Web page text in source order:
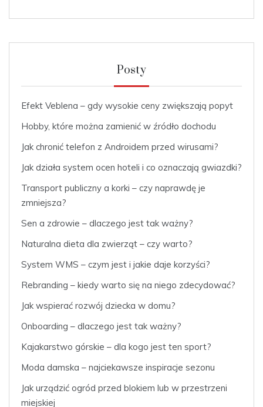
Posty
Efekt Veblena – gdy wysokie ceny zwiększają popyt
Hobby, które można zamienić w źródło dochodu
Jak chronić telefon z Androidem przed wirusami?
Jak działa system ocen hoteli i co oznaczają gwiazdki?
Transport publiczny a korki – czy naprawdę je
zmniejsza?
Sen a zdrowie – dlaczego jest tak ważny?
Naturalna dieta dla zwierząt – czy warto?
System WMS – czym jest i jakie daje korzyści?
Rebranding – kiedy warto się na niego zdecydować?
Jak wspierać rozwój dziecka w domu?
Onboarding – dlaczego jest tak ważny?
Kajakarstwo górskie – dla kogo jest ten sport?
Moda damska – najciekawsze inspiracje sezonu
Jak urządzić ogród przed blokiem lub w przestrzeni
miejskiej